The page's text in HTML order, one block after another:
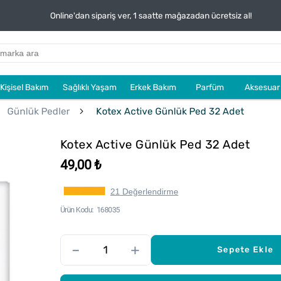
Online'dan sipariş ver, 1 saatte mağazadan ücretsiz al!
Kişisel Bakım Sağlıklı Yaşam Erkek Bakım Parfüm Aksesuar
Günlük Pedler Kotex Active Günlük Ped 32 Adet
Kotex Active Günlük Ped 32 Adet
49,00 ₺
21 Değerlendirme
Ürün Kodu 168035
– + Sepete Ekle